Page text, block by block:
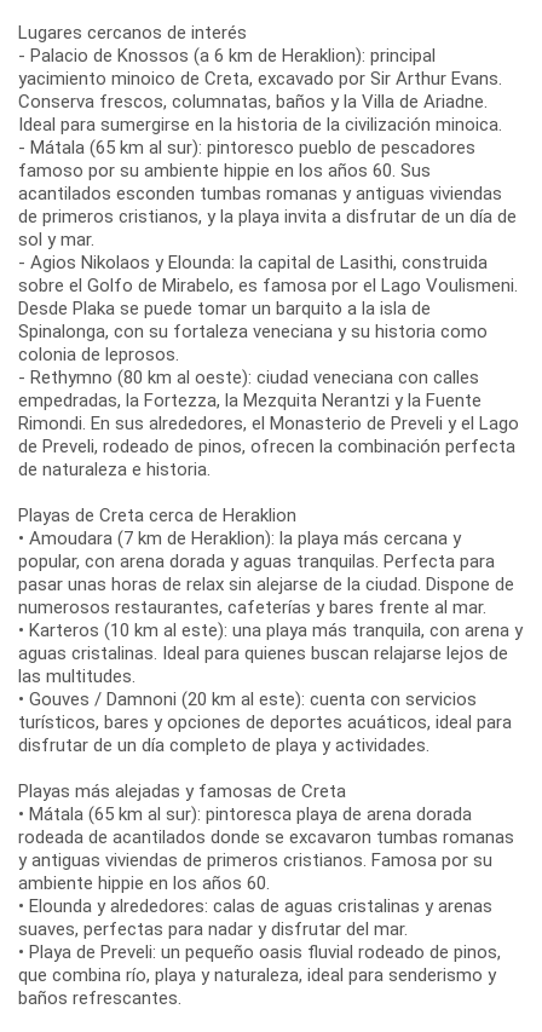
Lugares cercanos de interés
- Palacio de Knossos (a 6 km de Heraklion): principal
yacimiento minoico de Creta, excavado por Sir Arthur Evans.
Conserva frescos, columnatas, baños y la Villa de Ariadne.
Ideal para sumergirse en la historia de la civilización minoica.
- Mátala (65 km al sur): pintoresco pueblo de pescadores
famoso por su ambiente hippie en los años 60. Sus
acantilados esconden tumbas romanas y antiguas viviendas
de primeros cristianos, y la playa invita a disfrutar de un día de
sol y mar.
- Agios Nikolaos y Elounda: la capital de Lasithi, construida
sobre el Golfo de Mirabelo, es famosa por el Lago Voulismeni.
Desde Plaka se puede tomar un barquito a la isla de
Spinalonga, con su fortaleza veneciana y su historia como
colonia de leprosos.
- Rethymno (80 km al oeste): ciudad veneciana con calles
empedradas, la Fortezza, la Mezquita Nerantzi y la Fuente
Rimondi. En sus alrededores, el Monasterio de Preveli y el Lago
de Preveli, rodeado de pinos, ofrecen la combinación perfecta
de naturaleza e historia.
Playas de Creta cerca de Heraklion
• Amoudara (7 km de Heraklion): la playa más cercana y
popular, con arena dorada y aguas tranquilas. Perfecta para
pasar unas horas de relax sin alejarse de la ciudad. Dispone de
numerosos restaurantes, cafeterías y bares frente al mar.
• Karteros (10 km al este): una playa más tranquila, con arena y
aguas cristalinas. Ideal para quienes buscan relajarse lejos de
las multitudes.
• Gouves / Damnoni (20 km al este): cuenta con servicios
turísticos, bares y opciones de deportes acuáticos, ideal para
disfrutar de un día completo de playa y actividades.
Playas más alejadas y famosas de Creta
• Mátala (65 km al sur): pintoresca playa de arena dorada
rodeada de acantilados donde se excavaron tumbas romanas
y antiguas viviendas de primeros cristianos. Famosa por su
ambiente hippie en los años 60.
• Elounda y alrededores: calas de aguas cristalinas y arenas
suaves, perfectas para nadar y disfrutar del mar.
• Playa de Preveli: un pequeño oasis fluvial rodeado de pinos,
que combina río, playa y naturaleza, ideal para senderismo y
baños refrescantes.